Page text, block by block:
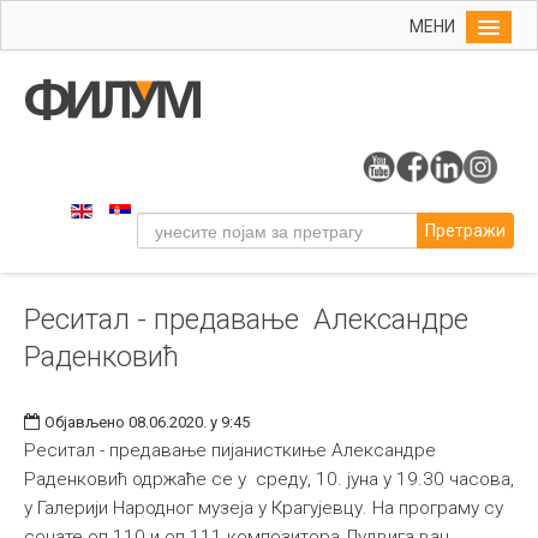
МЕНИ
Упис
Уметност
Музичка уметност
Примењена и ликовна уметност
Издаваштво
Библиотека
Претражи
Реситал - предавање Александре
Раденковић
Објављено 08.06.2020. у 9:45
Реситал - предавање пијанисткиње Александре
Раденковић одржаће се у среду, 10. јуна у 19.30 часова,
у Галерији Народног музеја у Крагујевцу. На програму су